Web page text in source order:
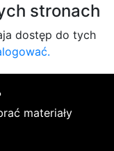
stronach
dostęp do tych
materiały